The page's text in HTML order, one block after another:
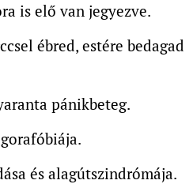
is elő van jegyezve.
ébred, estére bedagad
pánikbeteg.
és alagútszindrómája.